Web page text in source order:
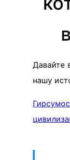
Давайте
нашу
Гирсу